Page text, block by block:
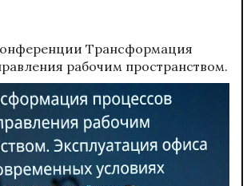
Трансформация
рабочим пространством.